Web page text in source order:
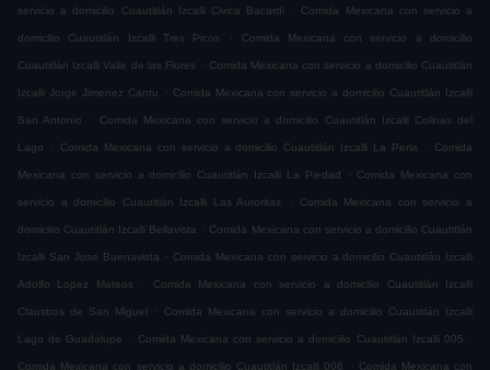
servicio a domicilio Cuautitlán Izcalli Civica Bacardi . Comida Mexicana con servicio a
domicilio Cuautitlán Izcalli Tres Picos . Comida Mexicana con servicio a domicilio
Cuautitlán Izcalli Valle de las Flores . Comida Mexicana con servicio a domicilio Cuautitlán
Izcalli Jorge Jimenez Cantu . Comida Mexicana con servicio a domicilio Cuautitlán Izcalli
San Antonio . Comida Mexicana con servicio a domicilio Cuautitlán Izcalli Colinas del
Lago . Comida Mexicana con servicio a domicilio Cuautitlán Izcalli La Perla . Comida
Mexicana con servicio a domicilio Cuautitlán Izcalli La Piedad . Comida Mexicana con
servicio a domicilio Cuautitlán Izcalli Las Auroritas . Comida Mexicana con servicio a
domicilio Cuautitlán Izcalli Bellavista . Comida Mexicana con servicio a domicilio Cuautitlán
Izcalli San Jose Buenavista . Comida Mexicana con servicio a domicilio Cuautitlán Izcalli
Adolfo Lopez Mateos . Comida Mexicana con servicio a domicilio Cuautitlán Izcalli
Claustros de San Miguel . Comida Mexicana con servicio a domicilio Cuautitlán Izcalli
Lago de Guadalupe . Comida Mexicana con servicio a domicilio Cuautitlán Izcalli 005 .
Comida Mexicana con servicio a domicilio Cuautitlán Izcalli 006 . Comida Mexicana con